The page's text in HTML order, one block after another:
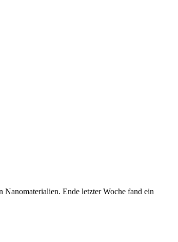
Ende letzter Woche fand ein